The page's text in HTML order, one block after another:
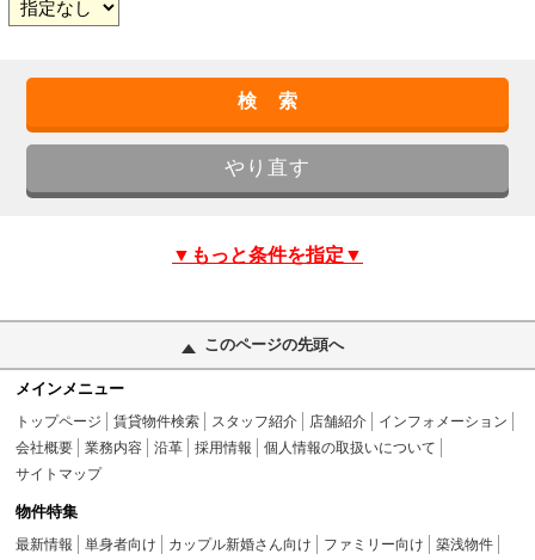
▼もっと条件を指定▼
このページの先頭へ
メインメニュー
トップページ 賃貸物件検索 スタッフ紹介 店舗紹介
インフォメーション
会社概要
業務内容 沿革 採用情報
個人情報の取扱いについて
サイトマップ
物件特集
最新情報 単身者向け カップル新婚さん向け ファミリー向け
築浅物件